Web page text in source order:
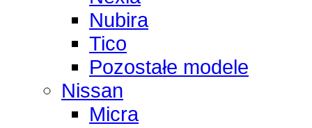
Nubira
Tico
Pozostałe modele
Nissan
Micra